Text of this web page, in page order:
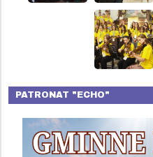
PATRONAT "ECHO"